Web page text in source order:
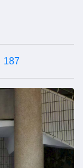
187